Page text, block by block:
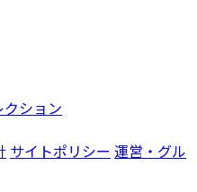
クション
サイトポリシー 運営・グル